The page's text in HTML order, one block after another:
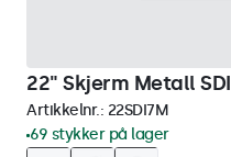
22" Skjerm Metall SDI
Artikkelnr.: 22SDI7M
69 stykker på lager